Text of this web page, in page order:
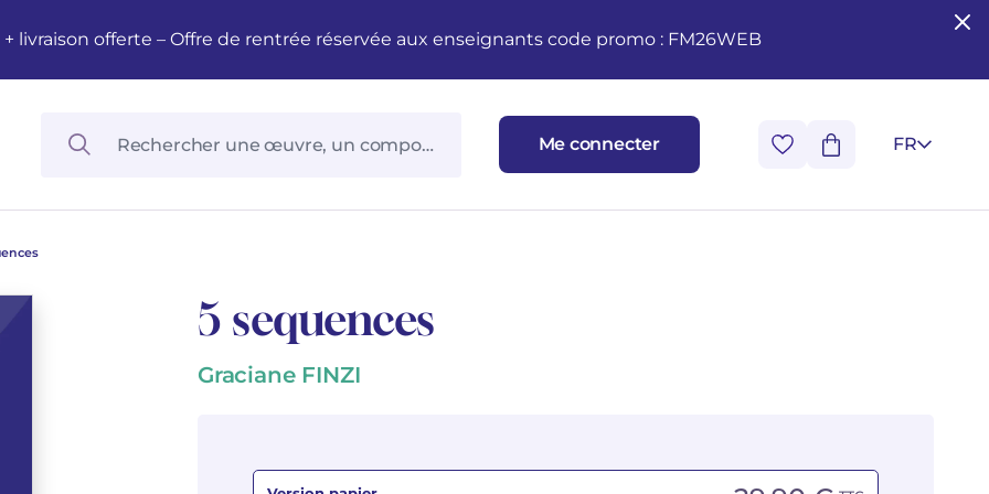
livraison offerte – Offre de rentrée réservée aux enseignants code promo : FM26WEB
Me connecter FR
5 sequences
Graciane FINZI